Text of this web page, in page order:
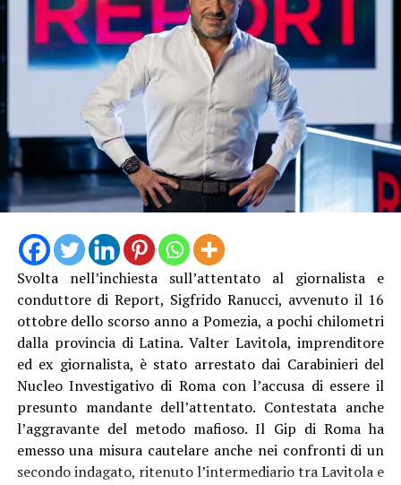
Svolta nell’inchiesta sull’attentato al giornalista e
conduttore di Report, Sigfrido Ranucci, avvenuto il 16
ottobre dello scorso anno a Pomezia, a pochi chilometri
dalla provincia di Latina. Valter Lavitola, imprenditore
ed ex giornalista, è stato arrestato dai Carabinieri del
Nucleo Investigativo di Roma con l’accusa di essere il
presunto mandante dell’attentato. Contestata anche
l’aggravante del metodo mafioso. Il Gip di Roma ha
emesso una misura cautelare anche nei confronti di un
secondo indagato, ritenuto l’intermediario tra Lavitola e